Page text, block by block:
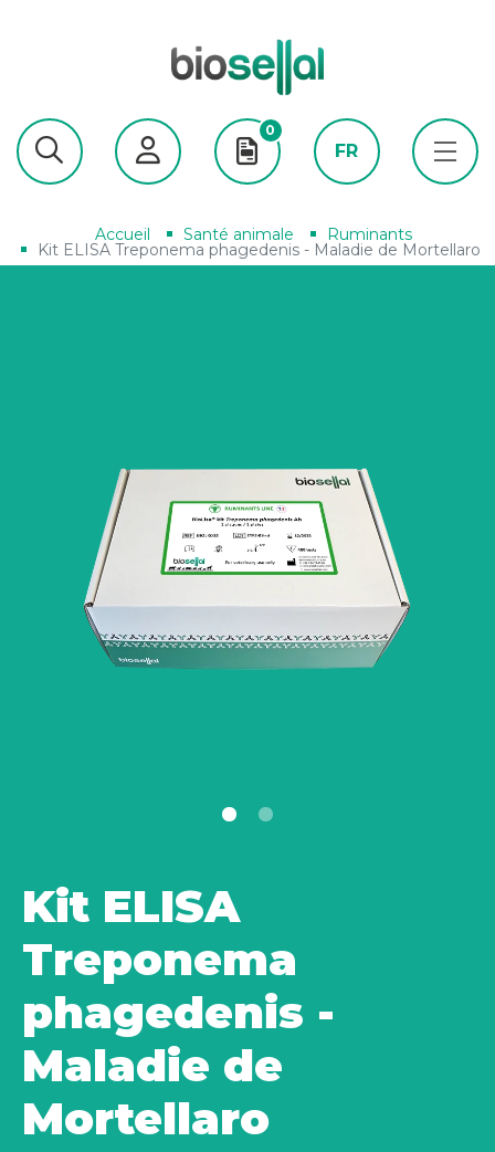
0
FR
Accueil Santé animale Ruminants
Kit ELISA Treponema phagedenis - Maladie de Mortellaro
Kit ELISA
Treponema
phagedenis -
Maladie de
Mortellaro